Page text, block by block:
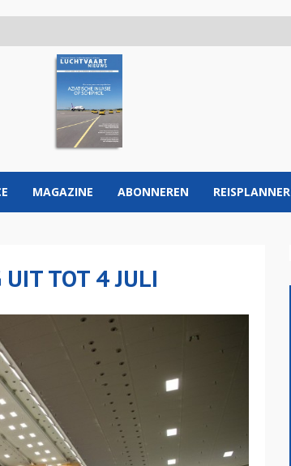
MAGAZINE ABONNEREN REISPLANNER
UIT TOT 4 JULI